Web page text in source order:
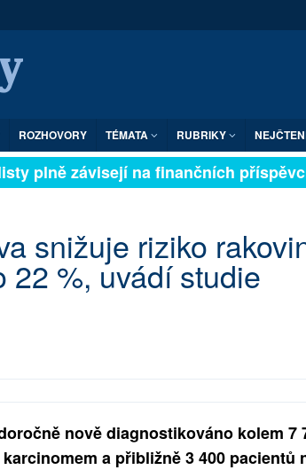
ROZHOVORY TÉMATA RUBRIKY
plně závisejí na finančních
snižuje riziko
22 %, uvádí studie
nově diagnostikováno kolem 7
a přibližně 3 400 pacientů